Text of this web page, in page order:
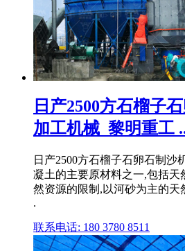
日产2500方石榴子
加工机械_黎明重工
日产2500方石榴子石卵石制沙
凝土的主要原材料之一,包括天
然资源的限制,以河砂为主的天
.
联系电话: 180 3780 8511